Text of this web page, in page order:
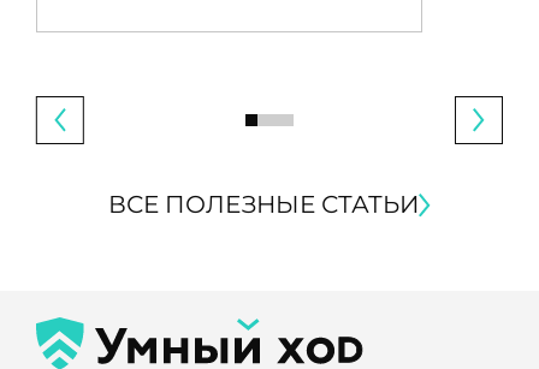
ВСЕ ПОЛЕЗНЫЕ СТАТЬИ